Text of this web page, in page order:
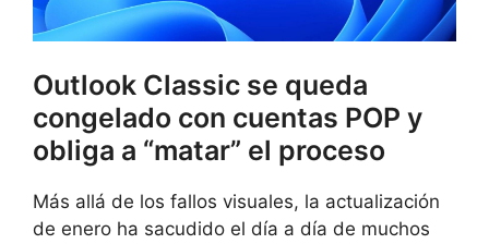
Outlook Classic se queda
congelado con cuentas POP y
obliga a “matar” el proceso
Más allá de los fallos visuales, la actualización
de enero ha sacudido el día a día de muchos